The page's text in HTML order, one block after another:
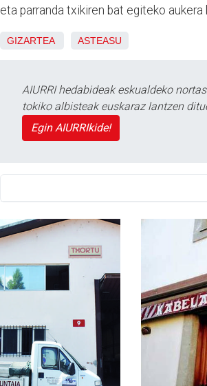
eta parranda txikiren bat egiteko
GIZARTEA ASTEASU
AIURRI hedabideak eskualdeko
tokiko albisteak euskaraz lantzen
Egin AIURRIkide!